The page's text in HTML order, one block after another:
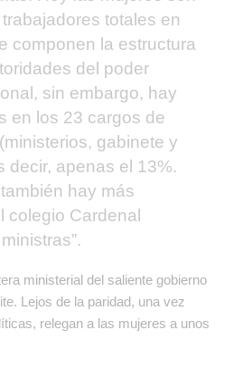
totales en
componen la estructura
del poder
sin embargo, hay
en los 23 cargos de
gabinete y
decir, apenas el 13%.
hay más
colegio Cardenal
ministerial del saliente gobierno
Lejos de la paridad, una vez
relegan a las mujeres a unos